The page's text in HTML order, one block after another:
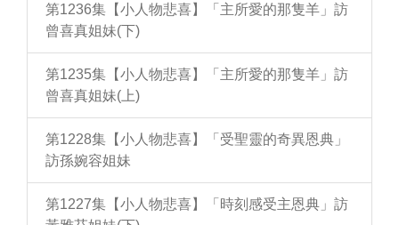
第1236集【小人物悲喜】「主所愛的那隻羊」訪
曾喜真姐妹(下)
第1235集【小人物悲喜】「主所愛的那隻羊」訪
曾喜真姐妹(上)
第1228集【小人物悲喜】「受聖靈的奇異恩典」
訪孫婉容姐妹
第1227集【小人物悲喜】「時刻感受主恩典」訪